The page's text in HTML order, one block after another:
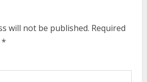
will not be published. Required
*